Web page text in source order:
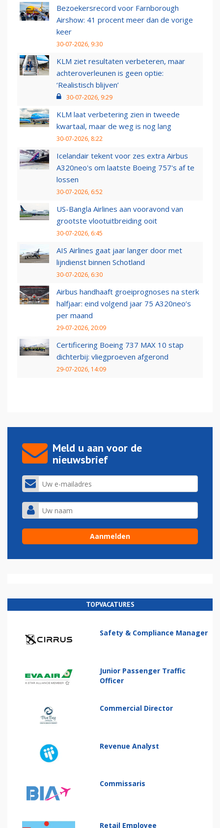
Bezoekersrecord voor Farnborough
Airshow: 41 procent meer dan de vorige
keer
30-07-2026, 9:30
KLM ziet resultaten verbeteren, maar
achteroverleunen is geen optie:
‘Realistisch blijven’
30-07-2026, 9:29
KLM laat verbetering zien in tweede
kwartaal, maar de weg is nog lang
30-07-2026, 8:22
Icelandair tekent voor zes extra Airbus
A320neo's om laatste Boeing 757's af te
lossen
30-07-2026, 6:52
US-Bangla Airlines aan vooravond van
grootste vlootuitbreiding ooit
30-07-2026, 6:45
AIS Airlines gaat jaar langer door met
lijndienst binnen Schotland
30-07-2026, 6:30
Airbus handhaaft groeiprognoses na sterk
halfjaar: eind volgend jaar 75 A320neo’s
per maand
29-07-2026, 20:09
Certificering Boeing 737 MAX 10 stap
dichterbij: vliegproeven afgerond
29-07-2026, 14:09
Meld u aan voor de
nieuwsbrief
TOPVACATURES
Safety & Compliance Manager
Junior Passenger Traffic
Officer
Commercial Director
Revenue Analyst
Commissaris
Retail Employee